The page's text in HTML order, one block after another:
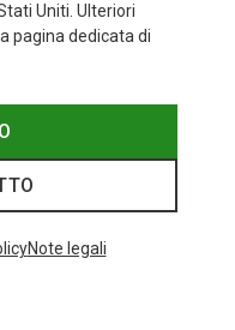
a 34%Uniti. Ulteriori
pagina dedicata di
Note legali